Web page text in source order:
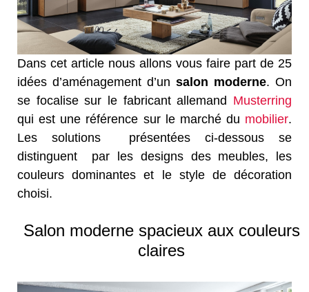
Dans cet article nous allons vous faire part de 25
idées d’aménagement d’un salon moderne. On
se focalise sur le fabricant allemand Musterring
qui est une référence sur le marché du mobilier.
Les solutions présentées ci-dessous se
distinguent par les designs des meubles, les
couleurs dominantes et le style de décoration
choisi.
Salon moderne spacieux aux couleurs
claires